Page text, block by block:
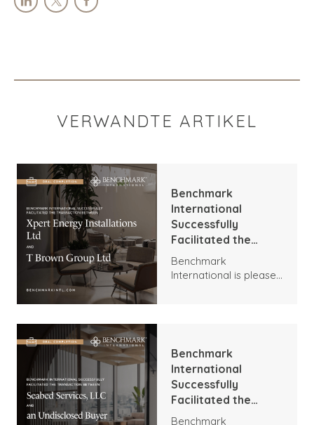
VERWANDTE ARTIKEL
Benchmark
International
Successfully
Facilitated the
Transaction
Between Xpert
Benchmark
International is pleased
Benchmark
International
Successfully
Facilitated the
Transaction
Benchmark